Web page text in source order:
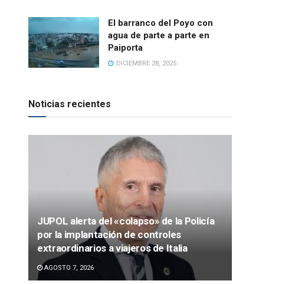
El barranco del Poyo con
agua de parte a parte en
Paiporta
DICIEMBRE 28, 2025
Noticias recientes
JUPOL alerta del «colapso» de la Policía
por la implantación de controles
extraordinarios a viajeros de Italia
AGOSTO 7, 2026